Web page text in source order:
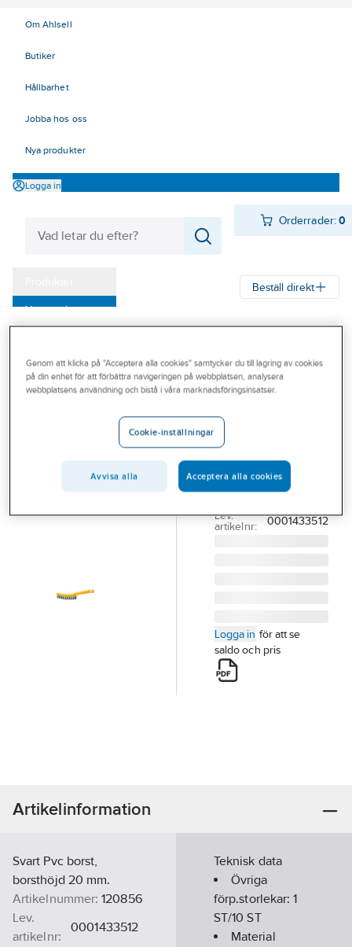
Om Ahlsell
Butiker
Hållbarhet
Jobba hos oss
Nya produkter
Logga in
Orderrader:0
Varumärken
Outlet
Branscher
Beställ direkt
OSBORN
CYKELBORSTE
OSBORN PVC 2-RAD
PLAST
Lev.
artikelnr:
0001433512
Logga in för att se
saldo och pris
Artikelinformation
Svart Pvc borst,
borsthöjd 20 mm.
Artikelnummer: 120856
Lev.
artikelnr:
0001433512
Teknisk data
Övriga
förp.storlekar:1
ST/10 ST
Material
Genom att klicka på "Acceptera alla cookies" samtycker du till lagring av cookies
på din enhet för att förbättra navigeringen på webbplatsen, analysera
webbplatsens användning och bistå i våra marknadsföringsinsatser.
Cookie-inställningar
Avvisa alla Acceptera alla cookies